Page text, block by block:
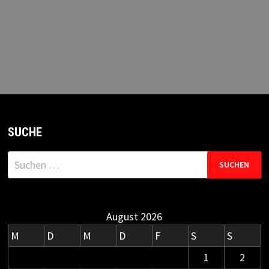
SUCHE
Suchen
nach:
August 2026
M
D M D F S
S
1
2